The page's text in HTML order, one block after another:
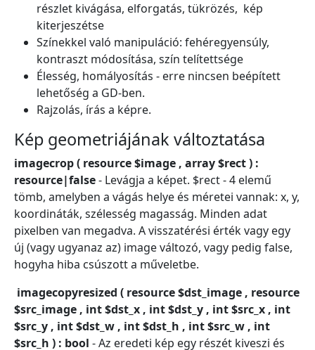
részlet kivágása, elforgatás, tükrözés, kép
kiterjeszétse
Színekkel való manipuláció: fehéregyensúly,
kontraszt módosítása, szín telítettsége
Élesség, homályosítás - erre nincsen beépített
lehetőség a GD-ben.
Rajzolás, írás a képre.
Kép geometriájának változtatása
imagecrop ( resource $image , array $rect ) :
resource|false- Levágja a képet. $rect - 4 elemű
tömb, amelyben a vágás helye és méretei vannak: x, y,
koordináták, szélesség magasság. Minden adat
pixelben van megadva. A visszatérési érték vagy egy
új (vagy ugyanaz az) image változó, vagy pedig false,
hogyha hiba csúszott a műveletbe.
imagecopyresized ( resource $dst_image , resource
$src_image , int $dst_x , int $dst_y , int $src_x , int
$src_y , int $dst_w , int $dst_h , int $src_w , int
$src_h ) : bool - Az eredeti kép egy részét kiveszi és